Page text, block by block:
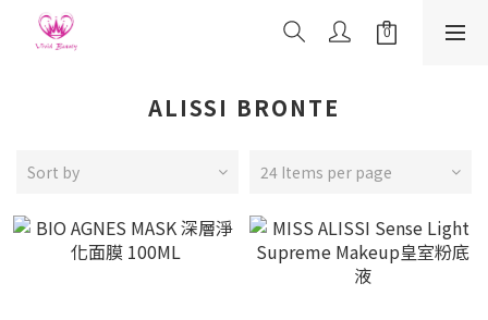
ALISSI BRONTE
Sort by 24 Items per page